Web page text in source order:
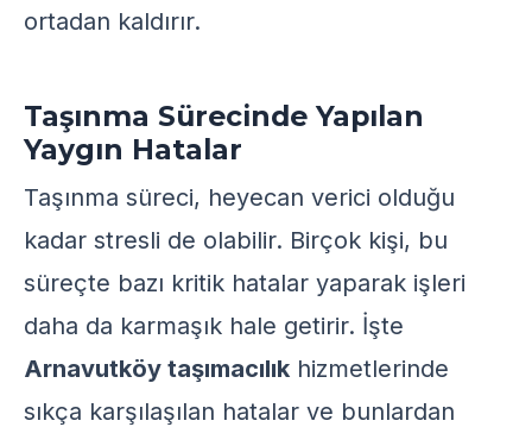
ortadan kaldırır.
Taşınma Sürecinde Yapılan
Yaygın Hatalar
Taşınma süreci, heyecan verici olduğu
kadar stresli de olabilir. Birçok kişi, bu
süreçte bazı kritik hatalar yaparak işleri
daha da karmaşık hale getirir. İşte
Arnavutköy taşımacılık hizmetlerinde
sıkça karşılaşılan hatalar ve bunlardan